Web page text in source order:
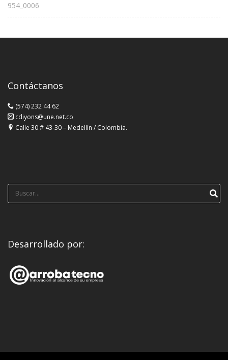
954_0006
Contáctanos
(574) 232 44 62
cdiyons@une.net.co
Calle 30 # 43-30 – Medellín / Colombia.
Búsqueda
para:
Desarrollado por: